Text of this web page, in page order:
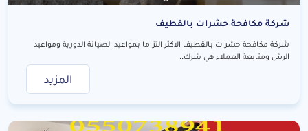
شركة مكافحة حشرات بالقطيف
شركة مكافحة حشرات بالقطيف الاكثر التزاما بمواعيد الصيانة الدورية ومواعيد
الرش ومتابعة العملاء هي شرك..
المزيد